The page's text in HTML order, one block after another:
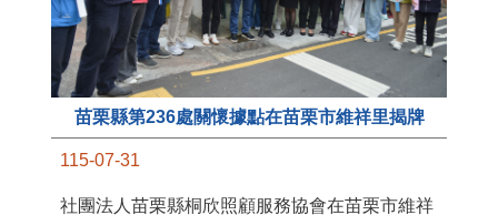
苗栗縣第236處關懷據點在苗栗市維祥里揭牌
115-07-31
社團法人苗栗縣桐欣照顧服務協會在苗栗市維祥